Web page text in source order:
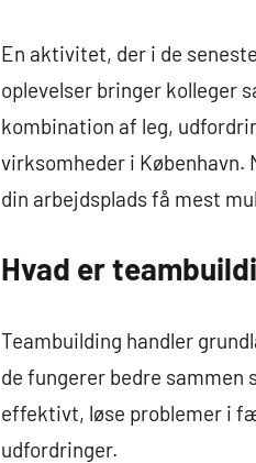
En aktivitet, der i de
oplevelser bringer kolleger
kombination af leg,
virksomheder i København.
din arbejdsplads få mest
Hvad er
Teambuilding handler
de fungerer bedre sammen
effektivt, løse problemer i
udfordringer.